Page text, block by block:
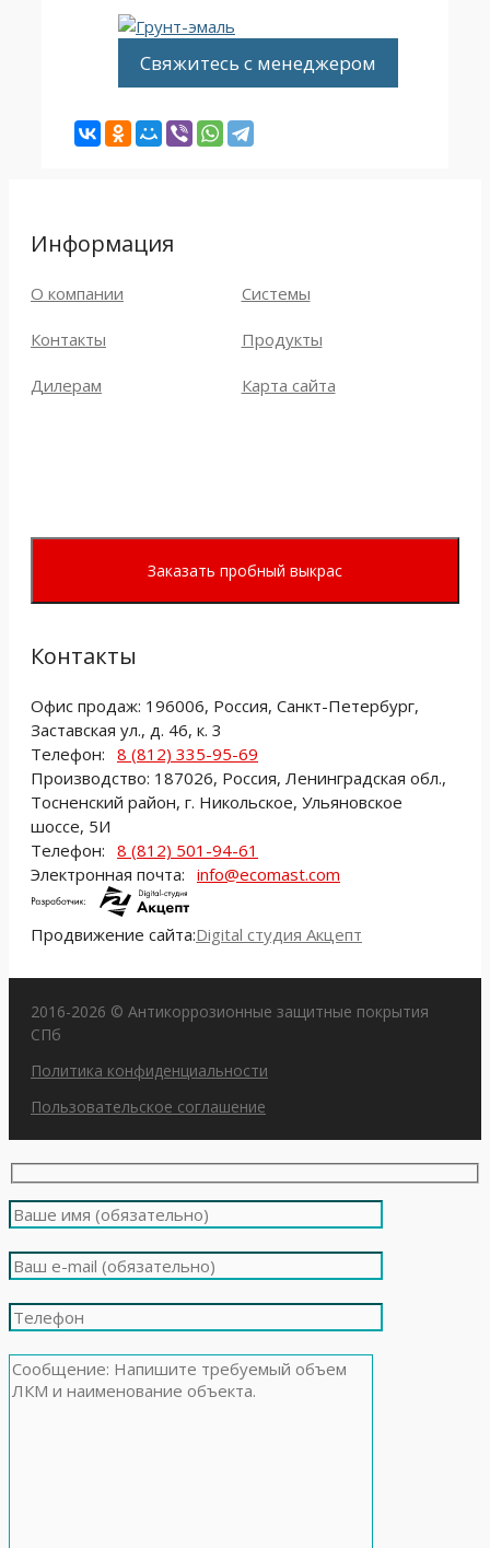
Свяжитесь с менеджером
Информация
О компании
Контакты
Дилерам
Системы
Продукты
Карта сайта
Заказать пробный выкрас
Контакты
Офис продаж: 196006, Россия, Санкт-Петербург,
Заставская ул., д. 46, к. 3
Телефон: 8 (812) 335-95-69
Производство: 187026, Россия, Ленинградская обл.,
Тосненский район, г. Никольское, Ульяновское
шоссе, 5И
Телефон: 8 (812) 501-94-61
Электронная почта: info@ecomast.com
Продвижение сайта:Digital студия Акцепт
2016-2026 © Антикоррозионные защитные покрытия
СПб
Политика конфиденциальности
Пользовательское соглашение